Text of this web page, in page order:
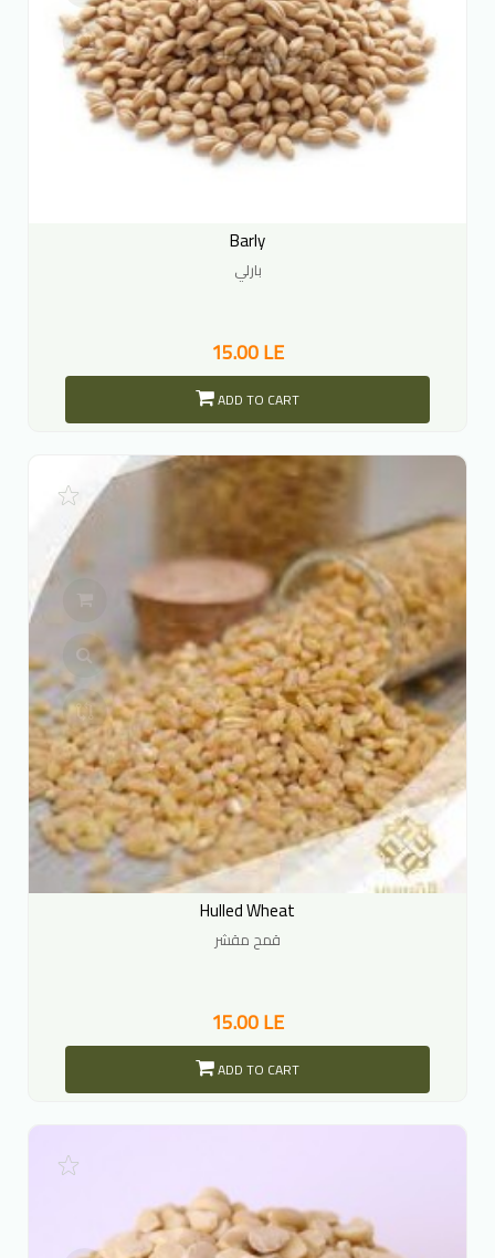
Barly
بارلي
15.00 LE
ADD TO CART
Hulled Wheat
قمح مقشر
15.00 LE
ADD TO CART